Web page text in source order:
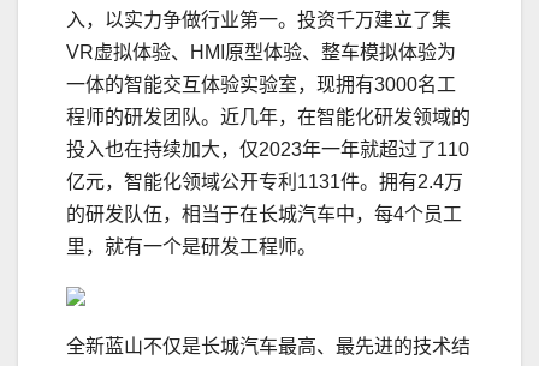
入，以实力争做行业第一。投资千万建立了集
VR虚拟体验、HMI原型体验、整车模拟体验为
一体的智能交互体验实验室，现拥有3000名工
程师的研发团队。近几年，在智能化研发领域的
投入也在持续加大，仅2023年一年就超过了110
亿元，智能化领域公开专利1131件。拥有2.4万
的研发队伍，相当于在长城汽车中，每4个员工
里，就有一个是研发工程师。
全新蓝山不仅是长城汽车最高、最先进的技术结